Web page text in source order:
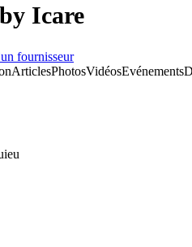
Icare
fournisseur
ArticlesPhotosVidéosEvénements